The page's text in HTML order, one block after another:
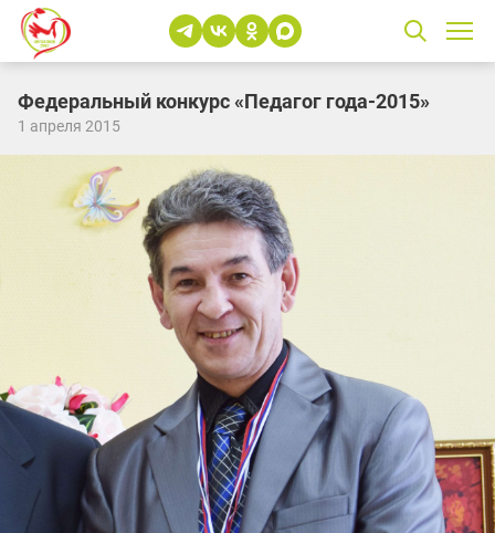
Федеральный конкурс «Педагог года-2015»
1 апреля 2015